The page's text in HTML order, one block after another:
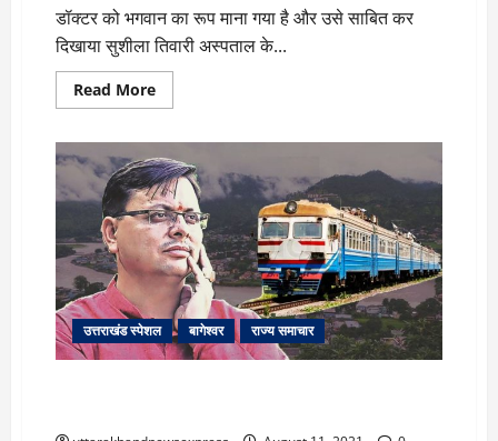
डॉक्टर को भगवान का रूप माना गया है और उसे साबित कर
दिखाया सुशीला तिवारी अस्पताल के...
Read MoreRead
more
की
मासूम
बच्ची
के
गले
में
फंसी
बिछिया,
डॉक्टर
भगवान
उत्तराखंड स्पेशल बागेश्वर राज्य समाचार